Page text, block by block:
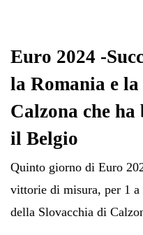
Euro 2024 -
la Romania e
Calzona che
il Belgio
Quinto giorno di Euro
vittorie di misura, per 1 a
della Slovacchia di